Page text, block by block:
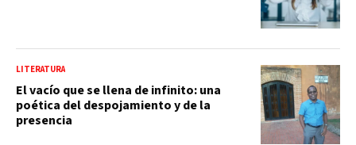
LITERATURA
El vacío que se llena de infinito: una
poética del despojamiento y de la
presencia